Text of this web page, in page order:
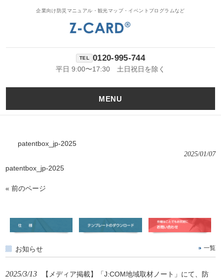
企業向け防災マニュアル・観光マップ・イベントプログラムなど
0120-995-744
平日 9:00〜17:30 土日祝日を除く
MENU
patentbox_jp-2025
2025/01/07
patentbox_jp-2025
« 前のページ
お知らせ 一覧
2025/3/13
【メディア掲載】「J:COM地域取材ノート」にて、防